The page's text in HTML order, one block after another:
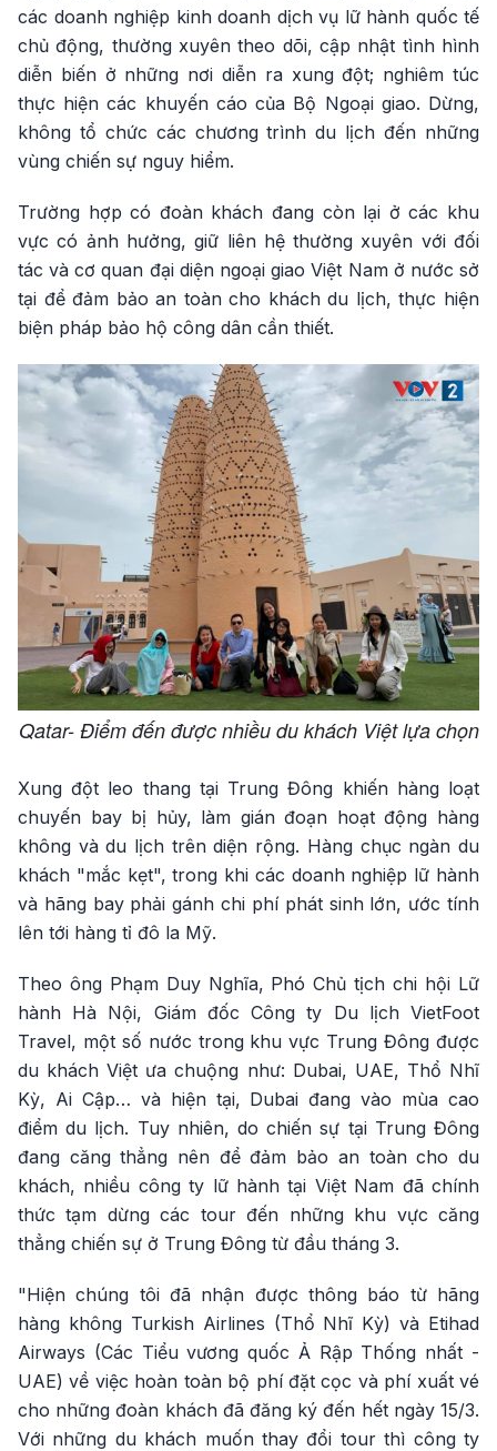
các doanh nghiệp kinh doanh dịch vụ lữ hành quốc tế
chủ động, thường xuyên theo dõi, cập nhật tình hình
diễn biến ở những nơi diễn ra xung đột; nghiêm túc
thực hiện các khuyến cáo của Bộ Ngoại giao. Dừng,
không tổ chức các chương trình du lịch đến những
vùng chiến sự nguy hiểm.
Trường hợp có đoàn khách đang còn lại ở các khu
vực có ảnh hưởng, giữ liên hệ thường xuyên với đối
tác và cơ quan đại diện ngoại giao Việt Nam ở nước sở
tại để đảm bảo an toàn cho khách du lịch, thực hiện
biện pháp bảo hộ công dân cần thiết.
Qatar- Điểm đến được nhiều du khách Việt lựa chọn
Xung đột leo thang tại Trung Đông khiến hàng loạt
chuyến bay bị hủy, làm gián đoạn hoạt động hàng
không và du lịch trên diện rộng. Hàng chục ngàn du
khách "mắc kẹt", trong khi các doanh nghiệp lữ hành
và hãng bay phải gánh chi phí phát sinh lớn, ước tính
lên tới hàng tỉ đô la Mỹ.
Theo ông Phạm Duy Nghĩa, Phó Chủ tịch chi hội Lữ
hành Hà Nội, Giám đốc Công ty Du lịch VietFoot
Travel, một số nước trong khu vực Trung Đông được
du khách Việt ưa chuộng như: Dubai, UAE, Thổ Nhĩ
Kỳ, Ai Cập… và hiện tại, Dubai đang vào mùa cao
điểm du lịch. Tuy nhiên, do chiến sự tại Trung Đông
đang căng thẳng nên để đảm bảo an toàn cho du
khách, nhiều công ty lữ hành tại Việt Nam đã chính
thức tạm dừng các tour đến những khu vực căng
thẳng chiến sự ở Trung Đông từ đầu tháng 3.
"Hiện chúng tôi đã nhận được thông báo từ hãng
hàng không Turkish Airlines (Thổ Nhĩ Kỳ) và Etihad
Airways (Các Tiểu vương quốc Ả Rập Thống nhất -
UAE) về việc hoàn toàn bộ phí đặt cọc và phí xuất vé
cho những đoàn khách đã đăng ký đến hết ngày 15/3.
Với những du khách muốn thay đổi tour thì công ty